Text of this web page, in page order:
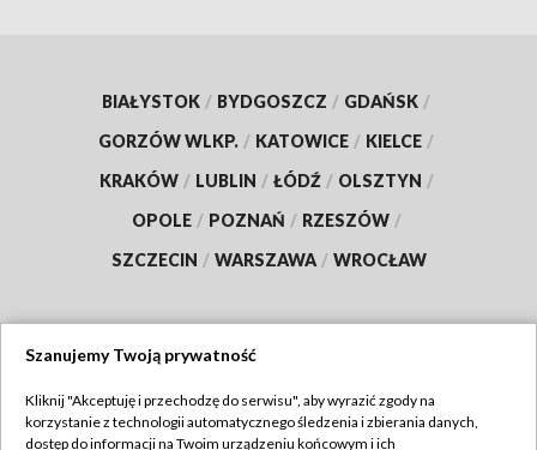
BIAŁYSTOK / BYDGOSZCZ / GDAŃSK /
GORZÓW WLKP. / KATOWICE / KIELCE /
KRAKÓW / LUBLIN / ŁÓDŹ / OLSZTYN /
OPOLE / POZNAŃ / RZESZÓW /
SZCZECIN / WARSZAWA / WROCŁAW
TVP
Szanujemy Twoją prywatność
Kliknij "Akceptuję i przechodzę do serwisu", aby wyrazić zgody na
korzystanie z technologii automatycznego śledzenia i zbierania danych,
dostęp do informacji na Twoim urządzeniu końcowym i ich